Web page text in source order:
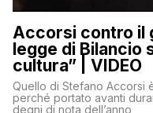
Accorsi contro il
legge di Bilancio
cultura” | VIDEO
Quello di Stefano Accorsi
perché portato avanti
degni di nota dell’anno